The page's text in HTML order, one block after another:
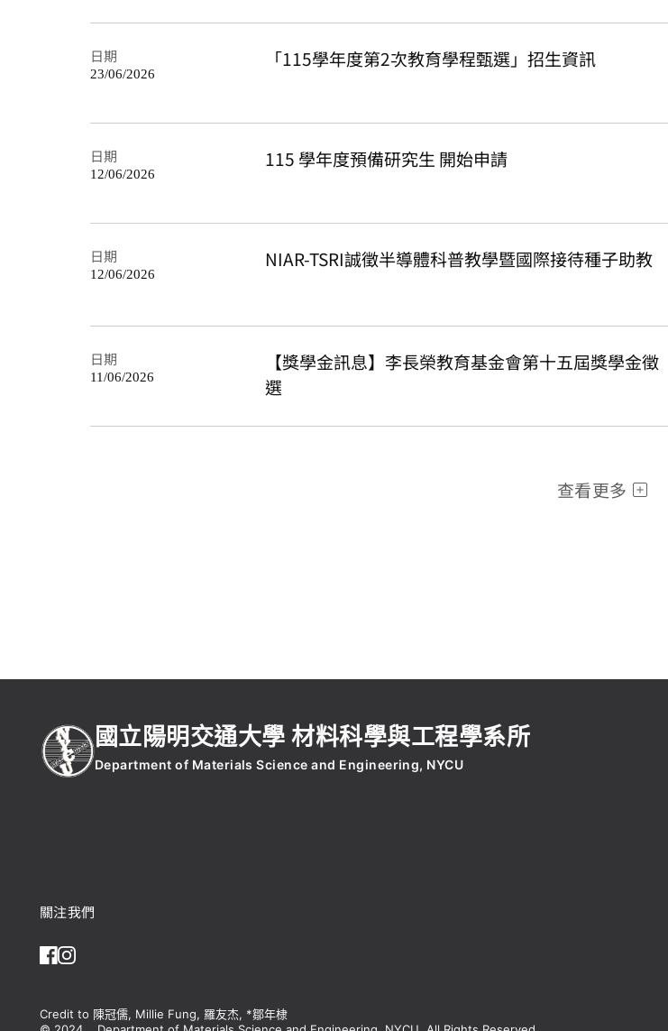
日期
23/06/2026
「115學年度第2次教育學程甄選」招生資訊
日期
12/06/2026
115 學年度預備研究生 開始申請
日期
12/06/2026
NIAR-TSRI誠徵半導體科普教學暨國際接待種子助教
日期
11/06/2026
【獎學金訊息】李長榮教育基金會第十五屆獎學金徵
選
查看更多
國立陽明交通大學 材料科學與工程學系所
Department of Materials Science and Engineering, NYCU
關注我們
Credit to 陳冠儒, Millie Fung, 羅友杰, *鄒年棣